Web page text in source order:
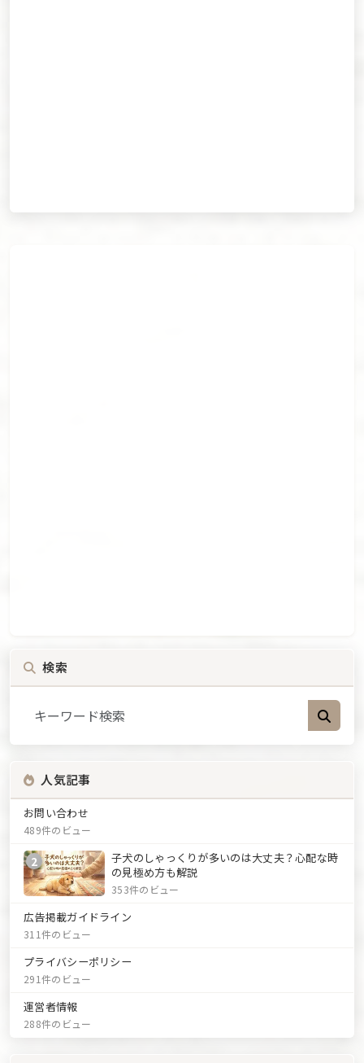
検索
人気記事
お問い合わせ
489件のビュー
2
子犬のしゃっくりが多いのは大丈夫？心配な時
の見極め方も解説
353件のビュー
広告掲載ガイドライン
311件のビュー
プライバシーポリシー
291件のビュー
運営者情報
288件のビュー